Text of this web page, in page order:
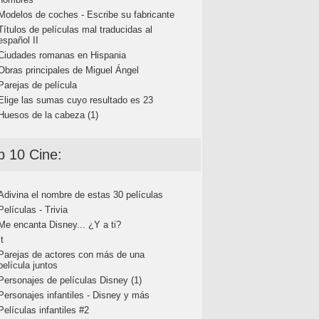
de coches - Escribe su fabricante
de películas mal traducidas al
II
romanas en Hispania
principales de Miguel Ángel
de película
las sumas cuyo resultado es 23
de la cabeza (1)
10 Cine:
el nombre de estas 30 películas
- Trivia
encanta Disney... ¿Y a ti?
de actores con más de una
juntos
de películas Disney (1)
infantiles - Disney y más
infantiles #2